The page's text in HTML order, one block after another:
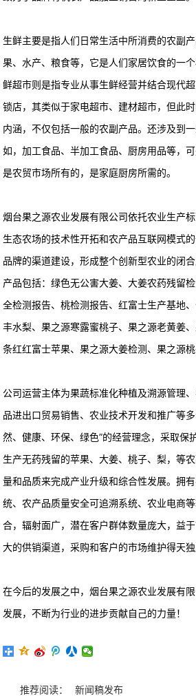
生鲜主要是指人们日常生活中所消费的农副
果、水产、粮食等，它是人们家居饮食的一
鲜超市则是指专业从事生鲜经营并结合现代
锁店，其类似于家电超市、建材超市，但此
内涵，不仅包括一般的农副产品。还涉及到
如，加工食品、半加工食品、厨房用品等，
是农贸市场所有的，是家庭厨房所需的。
烟台果之源农业发展有限公司依托农业生产
生态农场的技术性开拓和农产品互联网模式
品牌的渠道建设，形成整个创新型农业的闭
产品包括：绿色无公害大姜、大姜农药残留
全检测报告、桃检测报告、红富士生产基地
丰水梨、果之源寒露蜜桃子、果之源老黄姜
条红红富士苹果、果之源大姜检测、果之源桃
公司运营主体为果蔬标准化种植及溯源管理
品进出口贸易销售、农业技术开发和推广等
然、健康、环保、绿色”的经营理念，采取保
生产无药残留的苹果、大姜、桃子、梨，等
量和品质来完成产业升级和综合性发展。拥
统、农产品质量安全可追溯系统、农业电商
合，辐射面广，潜在客户群体数量庞大，益
大的供销渠道，采购和客户的市场维护得天独
在今后的发展之中，烟台果之源农业发展有
发展，不断为行业的进步贡献自己的力量！
推荐阅读： 新闻稿发布